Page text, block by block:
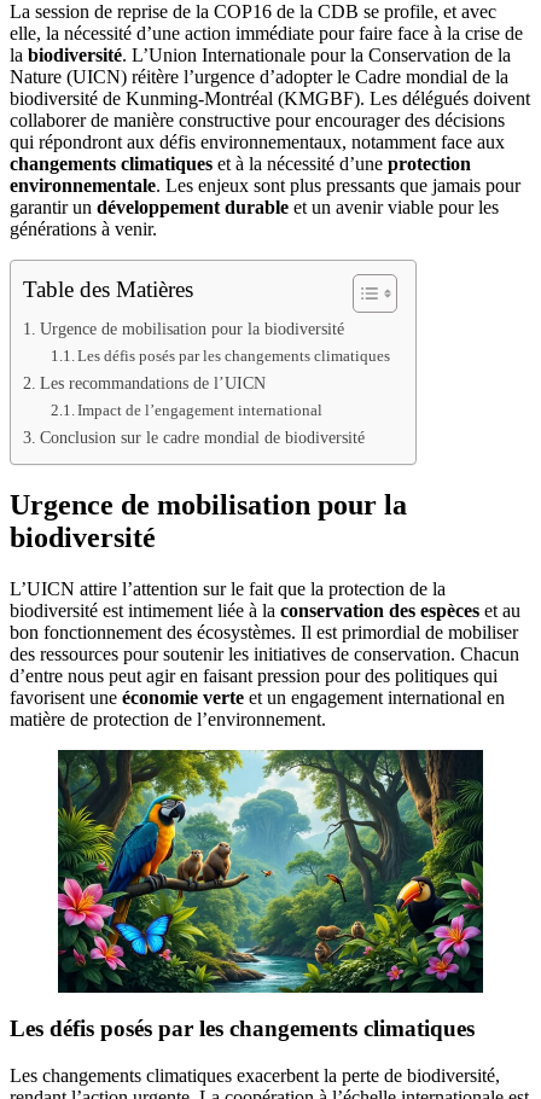
La session de reprise de la COP16 de la CDB se profile, et avec
elle, la nécessité d’une action immédiate pour faire face à la crise de
la biodiversité. L’Union Internationale pour la Conservation de la
Nature (UICN) réitère l’urgence d’adopter le Cadre mondial de la
biodiversité de Kunming-Montréal (KMGBF). Les délégués doivent
collaborer de manière constructive pour encourager des décisions
qui répondront aux défis environnementaux, notamment face aux
changements climatiques et à la nécessité d’une protection
environnementale. Les enjeux sont plus pressants que jamais pour
garantir un développement durable et un avenir viable pour les
générations à venir.
Table des Matières
Urgence de mobilisation pour la biodiversité
Les défis posés par les changements climatiques
Les recommandations de l’UICN
Impact de l’engagement international
Conclusion sur le cadre mondial de biodiversité
Urgence de mobilisation pour la
biodiversité
L’UICN attire l’attention sur le fait que la protection de la
biodiversité est intimement liée à la conservation des espèces et au
bon fonctionnement des écosystèmes. Il est primordial de mobiliser
des ressources pour soutenir les initiatives de conservation. Chacun
d’entre nous peut agir en faisant pression pour des politiques qui
favorisent une économie verte et un engagement international en
matière de protection de l’environnement.
Les défis posés par les changements climatiques
Les changements climatiques exacerbent la perte de biodiversité,